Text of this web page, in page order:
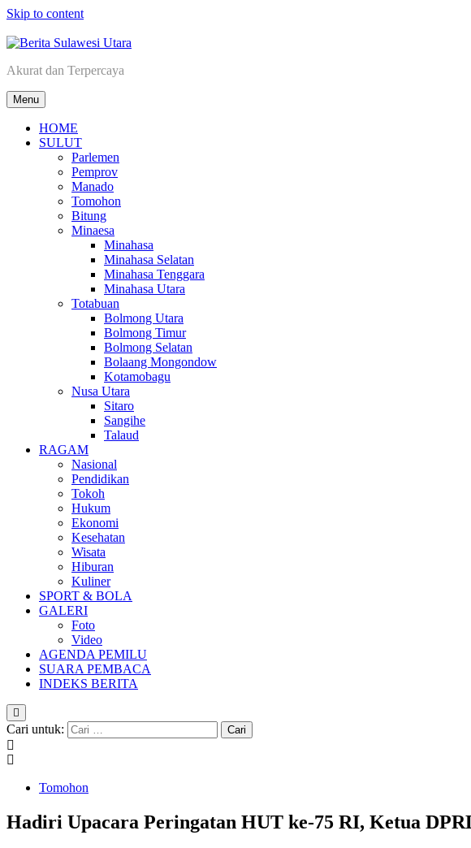
Skip to content
Berita Sulawesi Utara
Akurat dan Terpercaya
Menu
HOME
SULUT
Parlemen
Pemprov
Manado
Tomohon
Bitung
Minaesa
Minahasa
Minahasa Selatan
Minahasa Tenggara
Minahasa Utara
Totabuan
Bolmong Utara
Bolmong Timur
Bolmong Selatan
Bolaang Mongondow
Kotamobagu
Nusa Utara
Sitaro
Sangihe
Talaud
RAGAM
Nasional
Pendidikan
Tokoh
Hukum
Ekonomi
Kesehatan
Wisata
Hiburan
Kuliner
SPORT & BOLA
GALERI
Foto
Video
AGENDA PEMILU
SUARA PEMBACA
INDEKS BERITA
Cari untuk:
Tomohon
Hadiri Upacara Peringatan HUT ke-75 RI, Ketua